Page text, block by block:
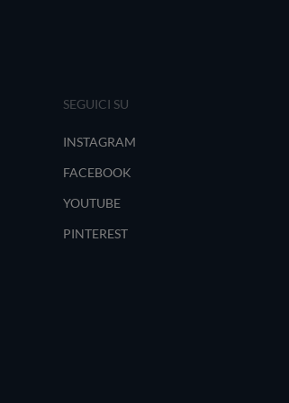
SEGUICI SU
INSTAGRAM
FACEBOOK
YOUTUBE
PINTEREST